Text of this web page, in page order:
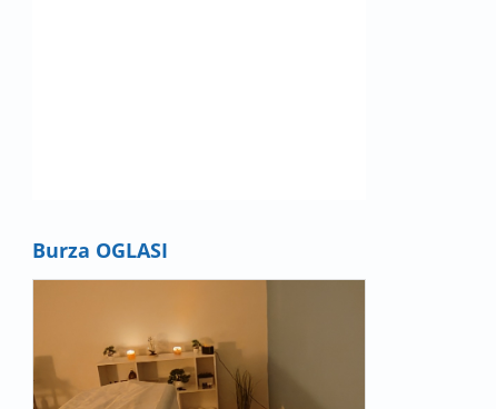
Burza OGLASI